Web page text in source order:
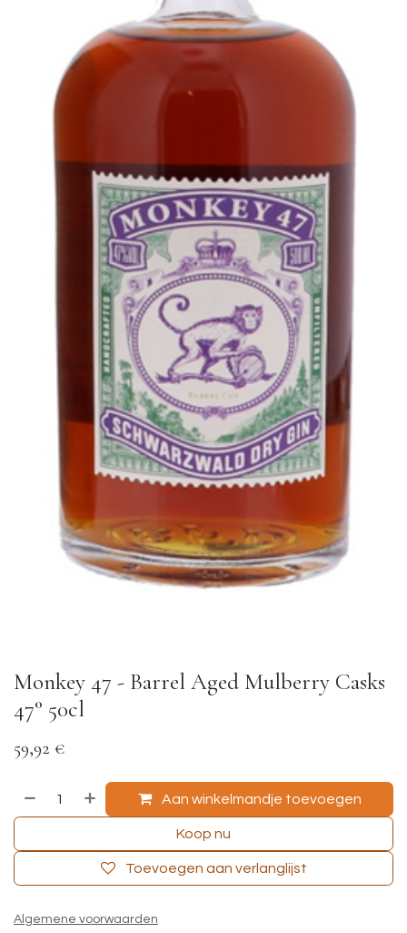
Monkey 47 - Barrel Aged Mulberry Casks
47° 50cl
59,92 €
Aan winkelmandje toevoegen
Koop nu
Toevoegen aan verlanglijst
Algemene voorwaarden